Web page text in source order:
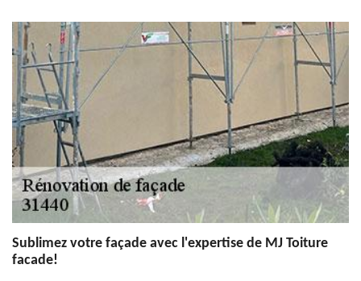
Sublimez votre façade avec l'expertise de MJ Toiture
facade!